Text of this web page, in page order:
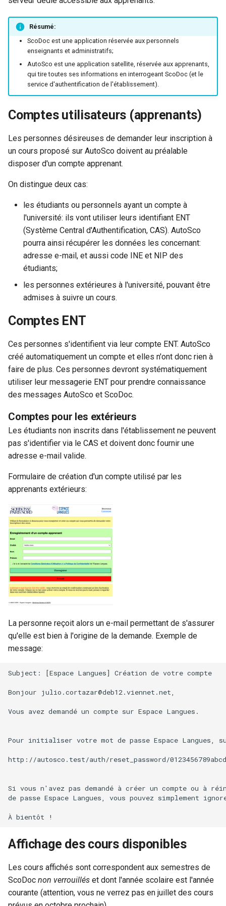
l
a
r
e
h
Inscriptions Apogée
Gestion des photos
Gestion des adresses
Jurys (BUT)
Exports des résultats BUT
vers Apogée
Formulaire dépôt d'une
demande
Page de confirmation du
dépôt
Suivi de ses demandes par le
Accès à ses résultats
Préférences ScoDoc
Préférences d’affichage
(noms)
Sauvegardes des bases
Modélisation des parcours
BUT
Génération de bulletins PDF
API permissions (dev)
développement
Tests
Assiduité (développeurs)
Anciennes pages
caduques (historique)
/ ScoDoc 9.6
de ScoDoc 9.5
Résumé:
ScoDoc est une application réservée aux personnels
enseignants et administratifs;
AutoSco est une application satellite, réservée aux apprenants,
qui tire toutes ses informations en interrogeant ScoDoc (et le
service d'authentification de l'établissement).
Comptes utilisateurs (apprenants)
Les personnes désireuses de demander leur inscription à
un cours proposé sur AutoSco doivent au préalable
disposer d'un compte apprenant.
On distingue deux cas:
les étudiants ou personnels ayant un compte à
l'université: ils vont utiliser leurs identifiant ENT
(Système Central d'Authentification, CAS). AutoSco
pourra ainsi récupérer les données les concernant:
adresse e-mail, et aussi code INE et NIP des
étudiants;
les personnes extérieures à l'université, pouvant être
admises à suivre un cours.
Comptes ENT
Ces personnes s'identifient via leur compte ENT. AutoSco
créé automatiquement un compte et elles n'ont donc rien à
faire de plus. Ces personnes devront systématiquement
utiliser leur messagerie ENT pour prendre connaissance
des messages AutoSco et ScoDoc.
Comptes pour les extérieurs
Les étudiants non inscrits dans l'établissement ne peuvent
pas s'identifier via le CAS et doivent donc fournir une
adresse e-mail valide.
Formulaire de création d'un compte utilisé par les
apprenants extérieurs:
La personne reçoit alors un e-mail permettant de s'assurer
qu'elle est bien à l'origine de la demande. Exemple de
message:
Subject: [Espace Langues] Création de votre compte
Bonjour julio.cortazar@deb12.viennet.net,
Vous avez demandé un compte sur Espace Langues.
Pour initialiser votre mot de passe Espace Langues,
http://autosco.test/auth/reset_password/
Si vous n'avez pas demandé à créer un compte ou à
de passe Espace Langues, vous pouvez simplement
Affichage des cours disponibles
Les cours affichés sont correspondent aux semestres de
ScoDoc non verrouillés et dont l'année scolaire est l'année
courante (attention, vous ne verrez pas en juillet des cours